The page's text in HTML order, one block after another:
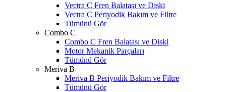
Vectra C Fren Balatası ve Diski
Vectra C Periyodik Bakım ve Filtre
Tümünü Gör
Combo C
Combo C Fren Balatası ve Diski
Motor Mekanik Parçaları
Tümünü Gör
Meriva B
Meriva B Periyodik Bakım ve Filtre
Tümünü Gör